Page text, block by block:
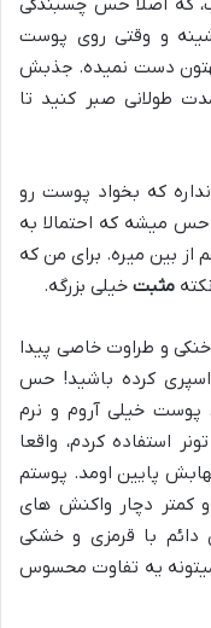
که اصلا حس چسبندگی
و وقتی روی پوست
دست نمیده. جذبش
طولانی صبر کنید تا
که بخواد پوست رو
میشه که احتمالا به
بین میره. برای من که
مثبت خیلی بزرگه.
و طراوت خاصی پیدا
کرده باشید! حس
پوست خیلی آروم و نرم
استفاده کردم، واقعا
پایین اومد. پوستم
کمتر دچار واکنش های
دائم با قرمزی و خشکی
یه تفاوت محسوس